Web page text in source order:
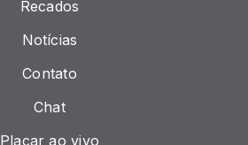
Recados
Notícias
Contato
Chat
Placar ao vivo